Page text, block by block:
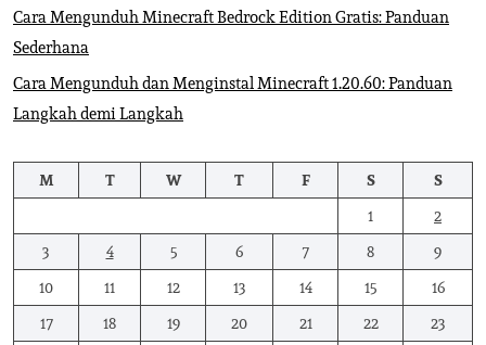
Cara Mengunduh Minecraft Bedrock Edition Gratis: Panduan
Sederhana
Cara Mengunduh dan Menginstal Minecraft 1.20.60: Panduan
Langkah demi Langkah
M T W T F S
S
1
2
3
4 5 6 7 8
9
10
11 12 13 14 15
16
17
18 19 20 21 22
23